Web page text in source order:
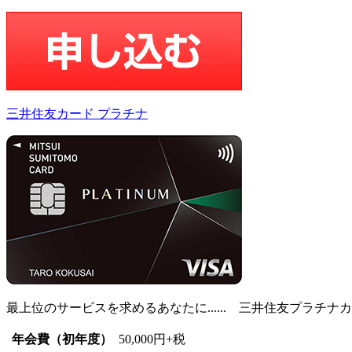
三井住友カード プラチナ
最上位のサービスを求めるあなたに...... 三井住友プラチナ
年会費（初年度） 50,000円+税